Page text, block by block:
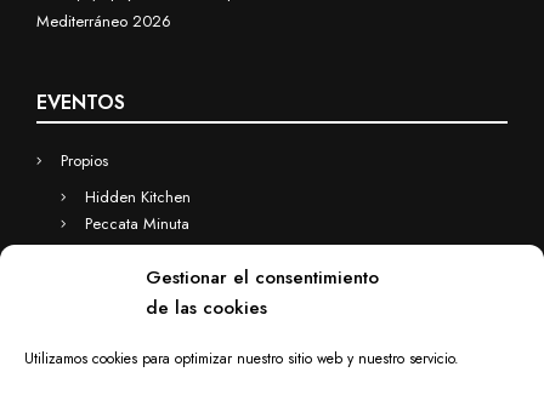
Gestionar el consentimiento
de las cookies
Utilizamos cookies para optimizar nuestro sitio web y nuestro servicio.
Mediterráneo 2026
EVENTOS
Propios
Hidden Kitchen
Peccata Minuta
Eventos a medida
Hidden Kitchen Business